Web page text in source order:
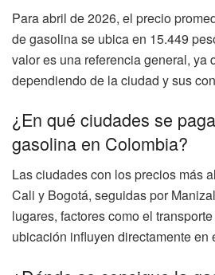
Para abril de 2026, el precio
de gasolina se ubica en 15.449
valor es una referencia general, ya
dependiendo de la ciudad y sus
¿En qué ciudades se
gasolina en Colombia?
Las ciudades con los precios más
Cali y Bogotá, seguidas por
lugares, factores como el
ubicación influyen directamente en